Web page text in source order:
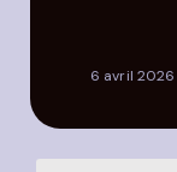
6 avril 2026